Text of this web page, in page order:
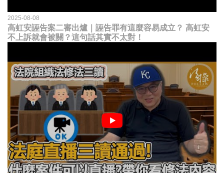
2025-08-08
高虹安誣告案二審出爐｜誣告罪有這麼容易成立？ 高虹安
不上訴就會被關？這句話其實不太對！